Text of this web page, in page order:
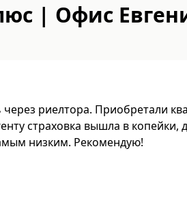
| Офис
риелтора. Приобретали
страховка вышла в
низким. Рекомендую!